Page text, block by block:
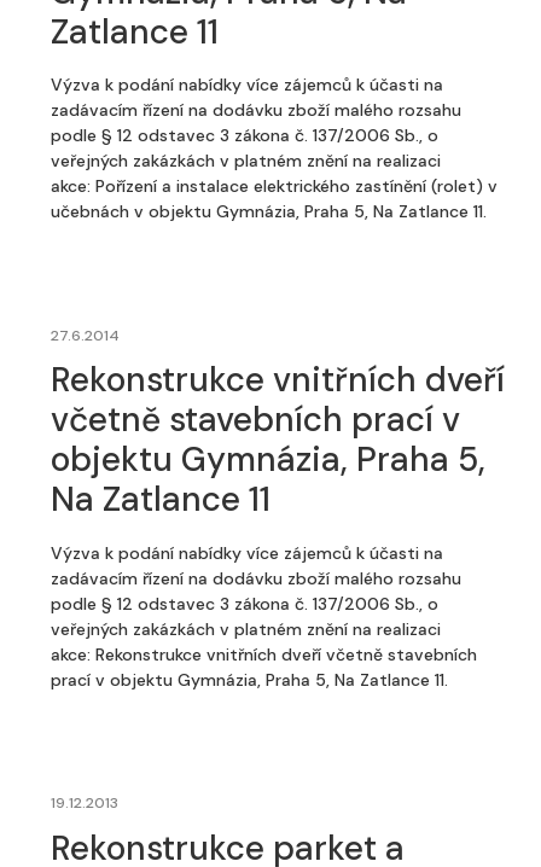
Zatlance 11
Výzva k podání nabídky více zájemců k účasti na
zadávacím řízení na dodávku zboží malého rozsahu
podle § 12 odstavec 3 zákona č. 137/2006 Sb., o
veřejných zakázkách v platném znění na realizaci
akce: Pořízení a instalace elektrického zastínění (rolet) v
učebnách v objektu Gymnázia, Praha 5, Na Zatlance 11.
27.6.2014
Rekonstrukce vnitřních dveří
včetně stavebních prací v
objektu Gymnázia, Praha 5,
Na Zatlance 11
Výzva k podání nabídky více zájemců k účasti na
zadávacím řízení na dodávku zboží malého rozsahu
podle § 12 odstavec 3 zákona č. 137/2006 Sb., o
veřejných zakázkách v platném znění na realizaci
akce: Rekonstrukce vnitřních dveří včetně stavebních
prací v objektu Gymnázia, Praha 5, Na Zatlance 11.
19.12.2013
Rekonstrukce parket a